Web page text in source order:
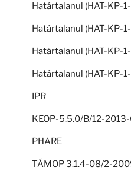
Határtalanul (HAT-KP-
Határtalanul (HAT-KP-
Határtalanul (HAT-KP-
Határtalanul (HAT-KP-
IPR
KEOP-5.5.0/B/12-
PHARE
TÁMOP 3.1.4-08/2-